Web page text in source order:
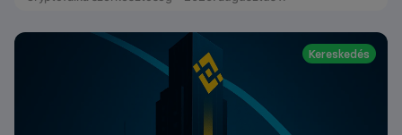
Kereskedés